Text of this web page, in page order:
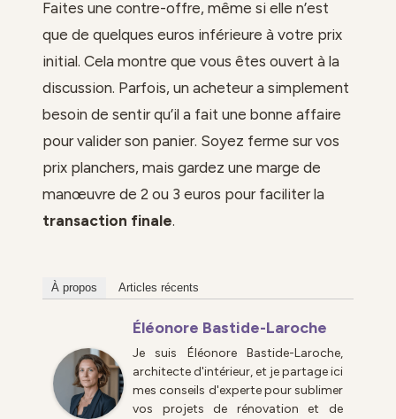
Faites une contre-offre, même si elle n’est
que de quelques euros inférieure à votre prix
initial. Cela montre que vous êtes ouvert à la
discussion. Parfois, un acheteur a simplement
besoin de sentir qu’il a fait une bonne affaire
pour valider son panier. Soyez ferme sur vos
prix planchers, mais gardez une marge de
manœuvre de 2 ou 3 euros pour faciliter la
transaction finale.
À propos Articles récents
Éléonore Bastide-Laroche
Je suis Éléonore Bastide-Laroche,
architecte d'intérieur, et je partage ici
mes conseils d'experte pour sublimer
vos projets de rénovation et de